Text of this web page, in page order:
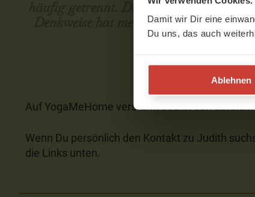
Damit wir Dir eine
Du uns, das auch
Ablehnen
häufig getrennt. Dabei gehören sie
Denkweise hat meinen diagnostischen
als Ärztin
Auf YogaMeHome verstärkt Judith den Bereich
Wenn Du persönlich den Kontakt zu Judith
die Links unten.